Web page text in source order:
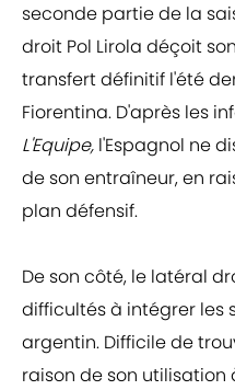
seconde partie de la
droit Pol Lirola déçoit
transfert définitif l'été
Fiorentina. D'après les
L'Equipe, l'Espagnol ne
de son entraîneur, en
plan défensif.
De son côté, le latéral
difficultés à intégrer les
argentin. Difficile de
raison de son utilisation